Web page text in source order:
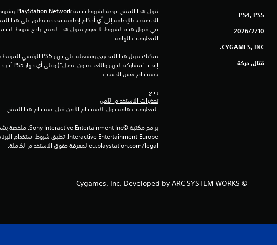
PS4, PS5
10‏/2‏/2026
CYGAMES, INC.
قتال, حركة
المعلومات الهامة.
باستخدام نفس الحساب.
راجع
تحذيرات الاستخدام الآمن
eu.playstation.com/legal لمعرفة حقوق الاستخدام الكاملة.
© Cygames, Inc. Developed by ARC SYSTEM WORKS